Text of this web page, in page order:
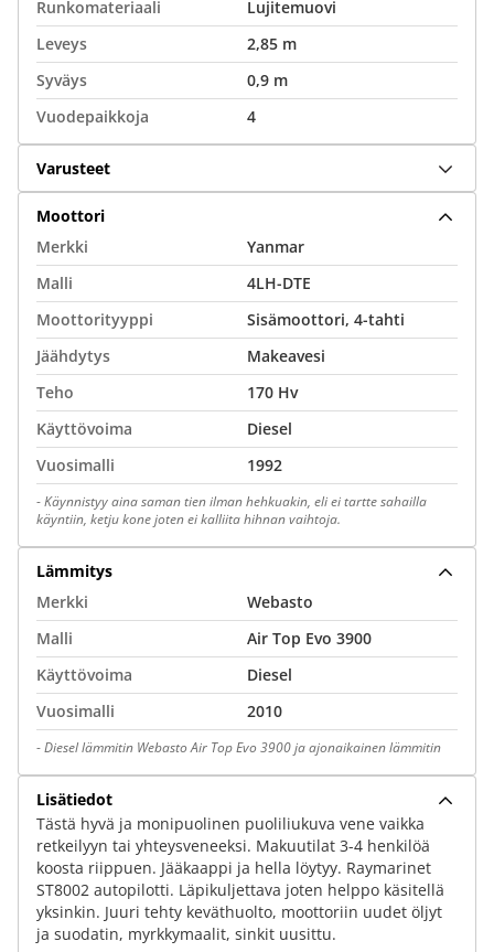
Runkomateriaali
Lujitemuovi
Leveys
2,85 m
Syväys
0,9 m
Vuodepaikkoja
4
Varusteet
Moottori
Merkki
Yanmar
Malli
4LH-DTE
Moottorityyppi
Sisämoottori, 4-tahti
Jäähdytys
Makeavesi
Teho
170 Hv
Käyttövoima
Diesel
Vuosimalli
1992
-Käynnistyy aina saman tien ilman hehkuakin, eli ei tartte sahailla
käyntiin, ketju kone joten ei kalliita hihnan vaihtoja.
Lämmitys
Merkki
Webasto
Malli
Air Top Evo 3900
Käyttövoima
Diesel
Vuosimalli
2010
-Diesel lämmitin Webasto Air Top Evo 3900 ja ajonaikainen lämmitin
Lisätiedot
Tästä hyvä ja monipuolinen puoliliukuva vene vaikka
retkeilyyn tai yhteysveneeksi. Makuutilat 3-4 henkilöä
koosta riippuen. Jääkaappi ja hella löytyy. Raymarinet
ST8002 autopilotti. Läpikuljettava joten helppo käsitellä
yksinkin. Juuri tehty keväthuolto, moottoriin uudet öljyt
ja suodatin, myrkkymaalit, sinkit uusittu.